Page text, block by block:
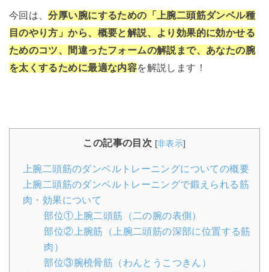
今回は、分厚い腕にするための「上腕二頭筋ダンベル種
目のやり方」から、概要と解説、より効果的に効かせる
ためのコツ、間違ったフォームの解説まで、あなたの腕
を太くするために最適な内容を解説します！
この記事の目次 [非表示]
上腕二頭筋のダンベルトレーニングについての概要
上腕二頭筋のダンベルトレーニングで鍛えられる筋
肉・効果について
部位①上腕二頭筋（二の腕の表側）
部位②上腕筋（上腕二頭筋の深部に位置する筋
肉）
部位③腕橈骨筋（わんとうこつきん）